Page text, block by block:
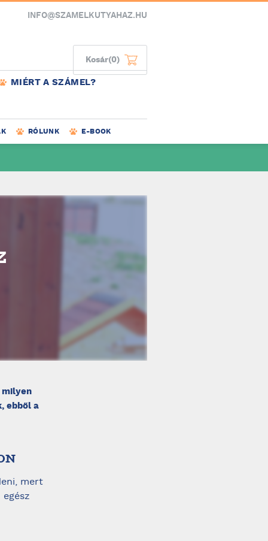
INFO@SZAMELKUTYAHAZ.HU
Kosár(0)
MIÉRT A SZÁMEL?
RÓLUNK E-BOOK
milyen
ebből a
mert